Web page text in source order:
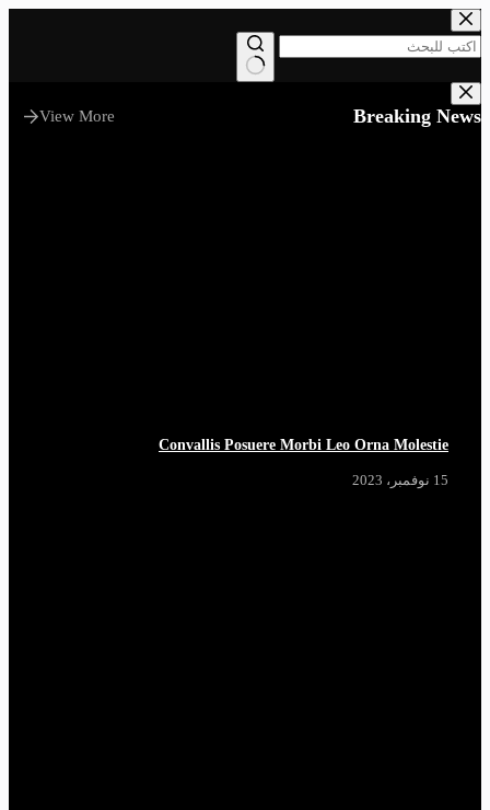
التجاوز
إلى
المحتوى
توجد
Breaking News
View More
Convallis Posuere Morbi Leo Orna Molestie
15 نوفمبر، 2023